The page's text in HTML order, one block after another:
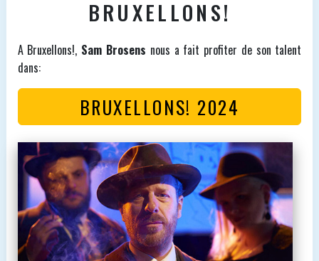
BRUXELLONS!
A Bruxellons!, Sam Brosens nous a fait profiter de son talent
dans:
BRUXELLONS! 2024